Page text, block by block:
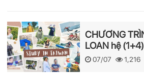
CHƯƠNG
LOAN hệ (1+4)
07/07 1,216